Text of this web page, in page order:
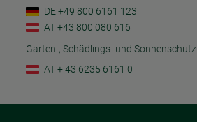
DE +49 800 6161 123
AT +43 800 080 616
Garten-, Schädlings- und Sonnenschutz
AT + 43 6235 6161 0